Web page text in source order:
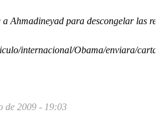
Ahmadineyad para descongelar las
internacional/Obama/enviara/
de 2009 - 19:03